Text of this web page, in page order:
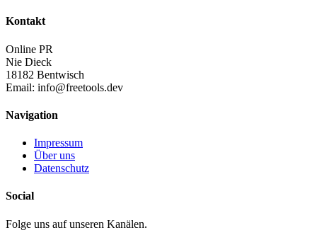
Kontakt
Online PR
Nie Dieck
18182 Bentwisch
Email: info@freetools.dev
Navigation
Impressum
Über uns
Datenschutz
Social
Folge uns auf unseren Kanälen.